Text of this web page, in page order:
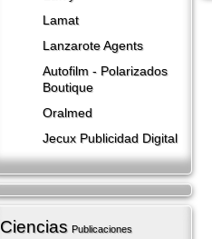
Lamat
Lanzarote​ Agents
Autofilm - Polarizados
Boutique
Oralmed
Jecux Publicidad Digital
Ciencias Publicaciones